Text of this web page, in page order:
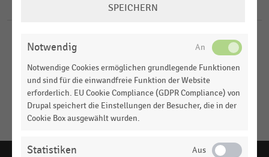
Personalbedarfsplanung
DEUTSCHSPRACHIGER EINZELHANDEL STATISTIK
Konkret geplante Anwendungsfälle von
Künstlicher Intelligenz im Handel (2025)
MEHR
ANZEIGEN
Keine
Ergebnisse
gefunden
Personalbedarfsplanung
SPEICHERN
Notwendig
Notwendige Cookies ermöglichen grundlegende Funktionen
und sind für die einwandfreie Funktion der Website
erforderlich. EU Cookie Compliance (GDPR Compliance) von
Drupal speichert die Einstellungen der Besucher, die in der
Cookie Box ausgewählt wurden.
Statistiken